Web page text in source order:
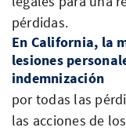
pérdidas.
En California, la
lesiones
indemnización
por todas las
las acciones de